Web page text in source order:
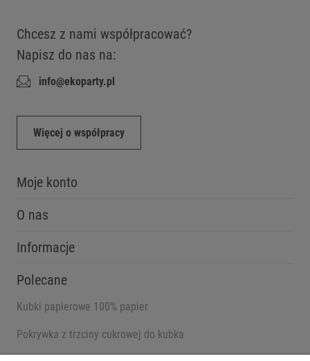
Chcesz z nami współpracować?
Napisz do nas na:
info@ekoparty.pl
Więcej o współpracy
Moje konto
O nas
Informacje
Polecane
Kubki papierowe 100% papier
Pokrywka z trzciny cukrowej do kubka